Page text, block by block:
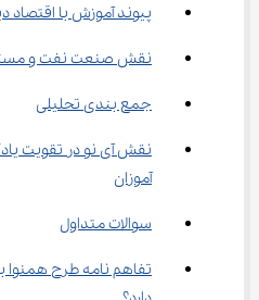
پیوند آموزش با اقتصاد
نقش صنعت نفت و
جمع ‌بندی تحلیلی
نقش آی‌ نو در
‌آموزان
سوالات متداول
تفاهم ‌نامه طرح